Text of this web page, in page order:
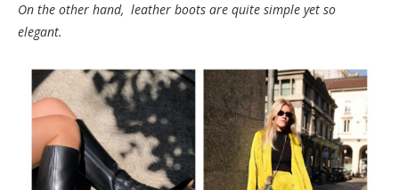
On the other hand, leather boots are quite simple yet so
elegant.